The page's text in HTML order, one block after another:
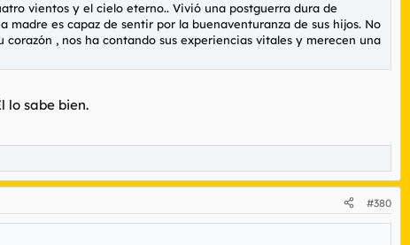
vientos y el cielo eterno.. Vivió una postguerra dura de
es capaz de sentir por la buenaventuranza de sus hijos. No
, nos ha contando sus experiencias vitales y merecen una
lo sabe bien.
#380